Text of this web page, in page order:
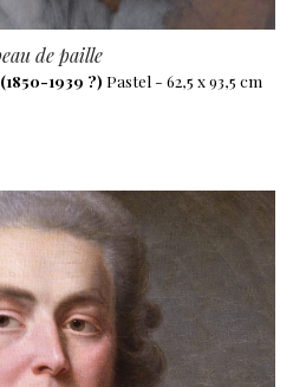
de paille
1939 ?) Pastel - 62,5 x 93,5 cm